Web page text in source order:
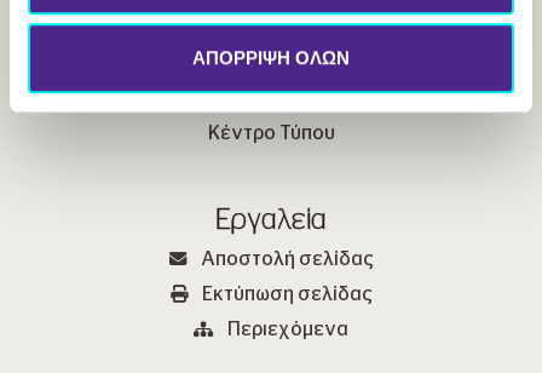
ΑΠΟΡΡΙΨΗ ΟΛΩΝ
Βιώσιμη Ανάπτυξη
Οι Άνθρωποί μας
Επενδυτικές Σχέσεις
Κέντρο Τύπου
Εργαλεία
Αποστολή σελίδας
Εκτύπωση σελίδας
Περιεχόμενα